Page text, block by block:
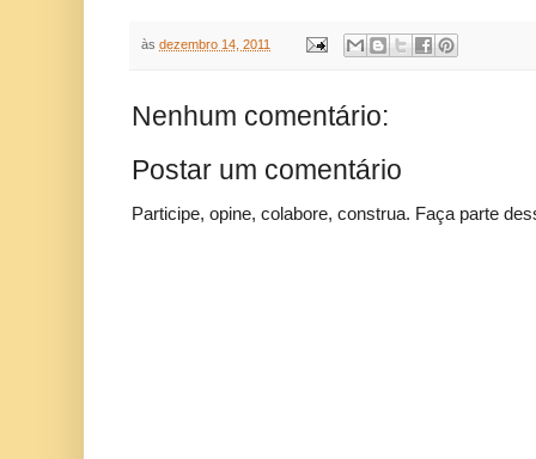
às dezembro 14, 2011
Nenhum comentário:
Postar um comentário
Participe, opine, colabore, construa. Faça parte